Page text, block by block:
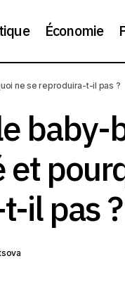
Économie
Comment le baby-
ne se reproduira-t-il pas ?
baby-
il pas ?